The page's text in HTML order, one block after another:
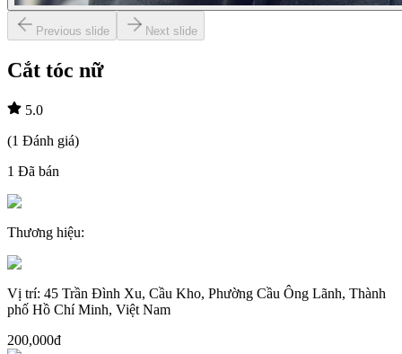
Previous slide Next slide
Cắt tóc nữ
5.0
(1 Đánh giá)
1 Đã bán
Thương hiệu:
Vị trí: 45 Trần Đình Xu, Cầu Kho, Phường Cầu Ông Lãnh, Thành
phố Hồ Chí Minh, Việt Nam
200,000đ